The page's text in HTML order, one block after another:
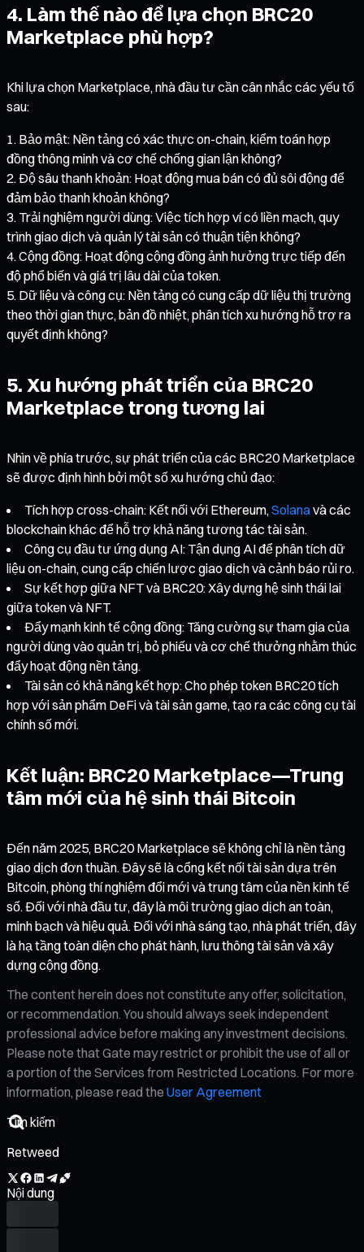
4. Làm thế nào để lựa chọn BRC20
Marketplace phù hợp?
Khi lựa chọn Marketplace, nhà đầu tư cần cân nhắc các yếu tố
sau:
Bảo mật: Nền tảng có xác thực on-chain, kiểm toán hợp
đồng thông minh và cơ chế chống gian lận không?
Độ sâu thanh khoản: Hoạt động mua bán có đủ sôi động để
đảm bảo thanh khoản không?
Trải nghiệm người dùng: Việc tích hợp ví có liền mạch, quy
trình giao dịch và quản lý tài sản có thuận tiện không?
Cộng đồng: Hoạt động cộng đồng ảnh hưởng trực tiếp đến
độ phổ biến và giá trị lâu dài của token.
Dữ liệu và công cụ: Nền tảng có cung cấp dữ liệu thị trường
theo thời gian thực, bản đồ nhiệt, phân tích xu hướng hỗ trợ ra
quyết định không?
5. Xu hướng phát triển của BRC20
Marketplace trong tương lai
Nhìn về phía trước, sự phát triển của các BRC20 Marketplace
sẽ được định hình bởi một số xu hướng chủ đạo:
Tích hợp cross-chain: Kết nối với Ethereum, Solanavà các
blockchain khác để hỗ trợ khả năng tương tác tài sản.
Công cụ đầu tư ứng dụng AI: Tận dụng AI để phân tích dữ
liệu on-chain, cung cấp chiến lược giao dịch và cảnh báo rủi ro.
Sự kết hợp giữa NFT và BRC20: Xây dựng hệ sinh thái lai
giữa token và NFT.
Đẩy mạnh kinh tế cộng đồng: Tăng cường sự tham gia của
người dùng vào quản trị, bỏ phiếu và cơ chế thưởng nhằm thúc
đẩy hoạt động nền tảng.
Tài sản có khả năng kết hợp: Cho phép token BRC20 tích
hợp với sản phẩm DeFi và tài sản game, tạo ra các công cụ tài
chính số mới.
Kết luận: BRC20 Marketplace—Trung
tâm mới của hệ sinh thái Bitcoin
Đến năm 2025, BRC20 Marketplace sẽ không chỉ là nền tảng
giao dịch đơn thuần. Đây sẽ là cổng kết nối tài sản dựa trên
Bitcoin, phòng thí nghiệm đổi mới và trung tâm của nền kinh tế
số. Đối với nhà đầu tư, đây là môi trường giao dịch an toàn,
minh bạch và hiệu quả. Đối với nhà sáng tạo, nhà phát triển, đây
là hạ tầng toàn diện cho phát hành, lưu thông tài sản và xây
dựng cộng đồng.
The content herein does not constitute any offer, solicitation,
or recommendation. You should always seek independent
professional advice before making any investment decisions.
Please note that Gate may restrict or prohibit the use of all or
a portion of the Services from Restricted Locations. For more
information, please read the User Agreement
Retweed
Nội dung